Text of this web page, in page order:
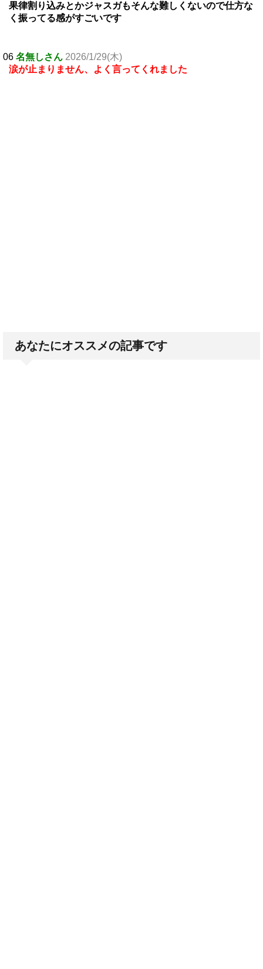
果律割り込みとかジャスガもそんな難しくないので仕方な
く振ってる感がすごいです
06 名無しさん 2026/1/29(木)
涙が止まりません、よく言ってくれました
あなたにオススメの記事です